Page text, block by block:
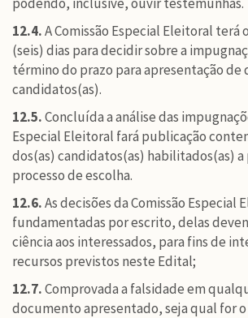
12.4.A Comissão Especial Eleitoral terá
(seis) dias para decidir sobre a
término do prazo para apresentação de
candidatos(as).
12.5.Concluída a análise das
Especial Eleitoral fará publicação
dos(as) candidatos(as) habilitados(as)
processo de escolha.
12.6.As decisões da Comissão Especial
fundamentadas por escrito, delas
ciência aos interessados, para fins de
recursos previstos neste Edital;
12.7.Comprovada a falsidade em
documento apresentado, seja qual for